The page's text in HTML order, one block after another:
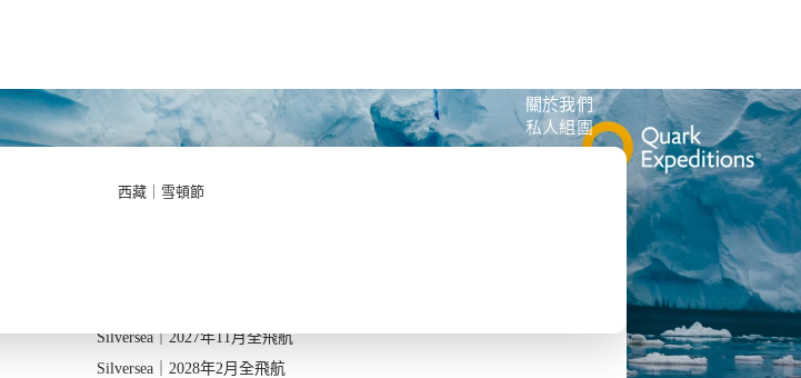
Quark｜11月初最後召集
Silversea｜2027年11月全飛航
Silversea｜2028年2月全飛航
西藏｜雪頓節
關於我們
私人組團